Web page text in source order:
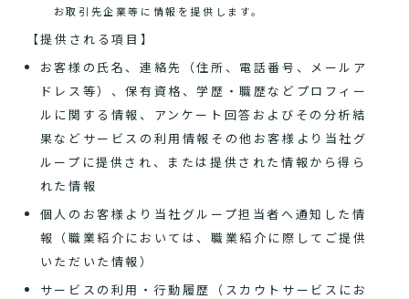
お取引先企業等に情報を提供します。
【提供される項目】
お客様の氏名、連絡先（住所、電話番号、メールア
ドレス等）、保有資格、学歴・職歴などプロフィー
ルに関する情報、アンケート回答およびその分析結
果などサービスの利用情報その他お客様より当社グ
ループに提供され、または提供された情報から得ら
れた情報
個人のお客様より当社グループ担当者へ通知した情
報（職業紹介においては、職業紹介に際してご提供
いただいた情報）
サービスの利用・行動履歴（スカウトサービスにお